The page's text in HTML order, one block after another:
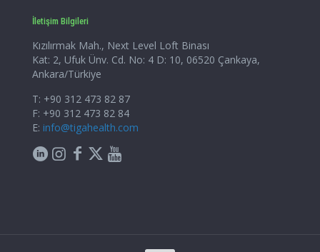
İletişim Bilgileri
Kızılırmak Mah., Next Level Loft Binası
Kat: 2, Ufuk Ünv. Cd. No: 4 D: 10, 06520 Çankaya,
Ankara/Türkiye
T: +90 312 473 82 87
F: +90 312 473 82 84
E: info@tigahealth.com